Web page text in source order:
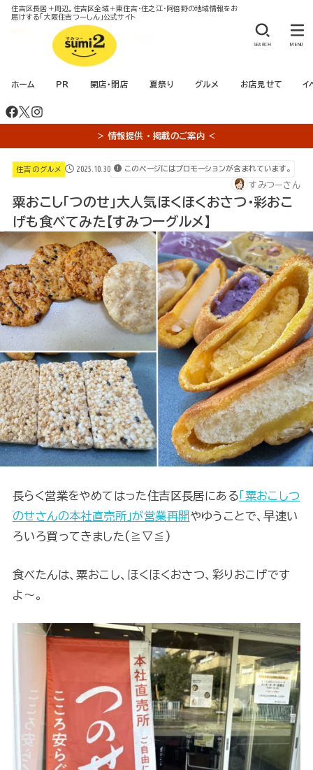
住吉区長居＋周辺。住吉区全域＋東住吉・住之江・阿倍野の地域情報をお
届けする「大阪住吉つーしん」公式サイト
ホーム PR 開店・閉店 夏祭り グルメ お店見せて イ
SEARCH MENU
＞ 情報提供 ・ 掲載のご案内 ＜
住吉のグルメ 2025.10.30 このページにはプロモーションが含まれています。
すみつーさん
粟おこし「つのせ」大人気ほくほくおさつ・彩おこ
げも食べてみた【すみつーグルメ】
長らく営業をやめてはった住吉区長居にある 「粟おこしつ
のせさんの本社直売所」が営業再開 やゆうことで、早速い
ろいろ買ってきました(≧▽≦)
食べたんは、粟おこし、ほくほくおさつ、彩りおこげです
よ～。